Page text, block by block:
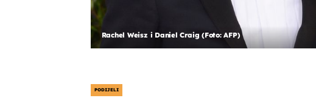
Rachel Weisz i Daniel Craig (Foto: AFP)
PODIJELI